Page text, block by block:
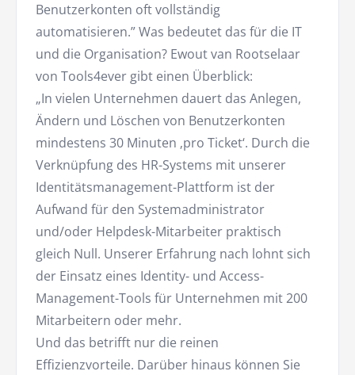
Benutzerkonten oft vollständig
automatisieren.” Was bedeutet das für die IT
und die Organisation? Ewout van Rootselaar
von Tools4ever gibt einen Überblick:
„In vielen Unternehmen dauert das Anlegen,
Ändern und Löschen von Benutzerkonten
mindestens 30 Minuten ‚pro Ticket‘. Durch die
Verknüpfung des HR-Systems mit unserer
Identitätsmanagement-Plattform ist der
Aufwand für den Systemadministrator
und/oder Helpdesk-Mitarbeiter praktisch
gleich Null. Unserer Erfahrung nach lohnt sich
der Einsatz eines Identity- und Access-
Management-Tools für Unternehmen mit 200
Mitarbeitern oder mehr.
Und das betrifft nur die reinen
Effizienzvorteile. Darüber hinaus können Sie